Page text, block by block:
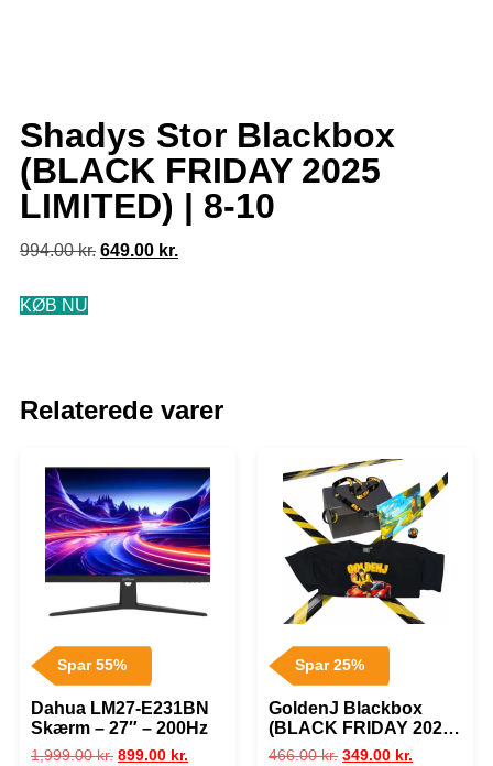
Shadys Stor Blackbox
(BLACK FRIDAY 2025
LIMITED) | 8-10
994.00kr. 649.00 kr.
KØB NU
Relaterede varer
Spar 55%
Dahua LM27-E231BN
Skærm – 27″ – 200Hz
1,999.00kr. 899.00 kr.
Spar 25%
GoldenJ Blackbox
(BLACK FRIDAY 2025
LIMITED) | XXL
466.00kr. 349.00 kr.